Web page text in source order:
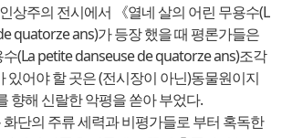
상주의 전시에서 《열네 살의 어린 무용수(L
quatorze ans)가 등장 했을 때 평론가들은
(La petite danseuse de quatorze ans)조각
있어야 할 곳은 (전시장이 아닌)동물원이지
향해 신랄한 악평을 쏟아 부었다.
단의 주류 세력과 비평가들로 부터 혹독한